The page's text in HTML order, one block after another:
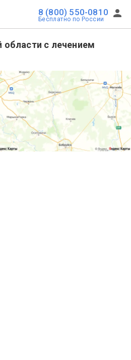
8 (800) 550-0810
Бесплатно по России
с лечением